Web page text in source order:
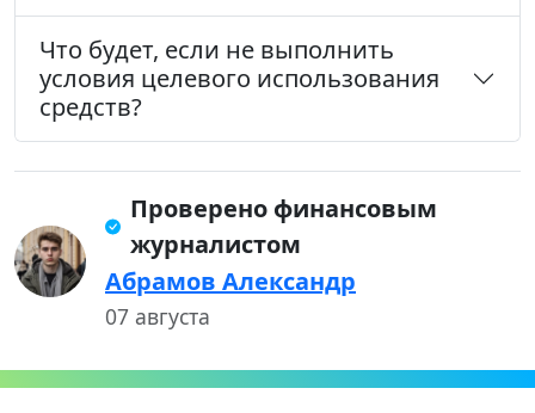
Что будет, если не выполнить
условия целевого использования
средств?
Проверено финансовым
журналистом
Абрамов Александр
07 августа